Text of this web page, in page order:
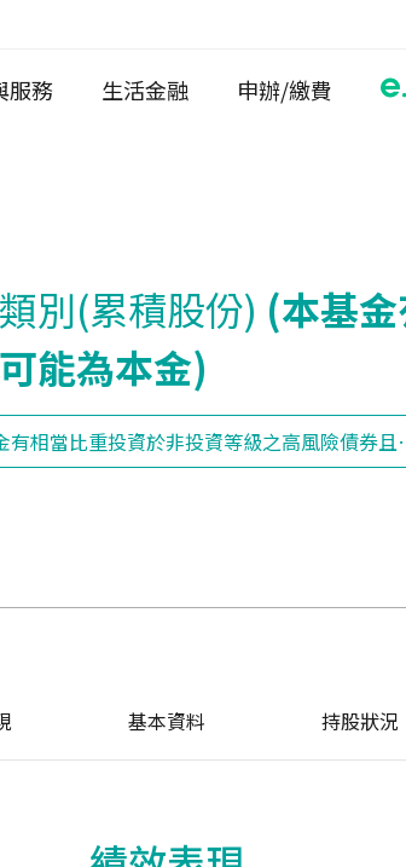
服務 生活金融 申辦/繳費
別(累積股份) (本基
能為本金)
基本資料 持股狀況